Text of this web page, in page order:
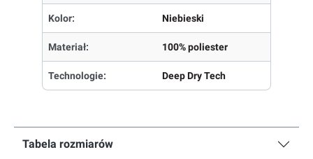
Kolor: Niebieski
Materiał: 100% poliester
Technologie: Deep Dry Tech
Tabela rozmiarów